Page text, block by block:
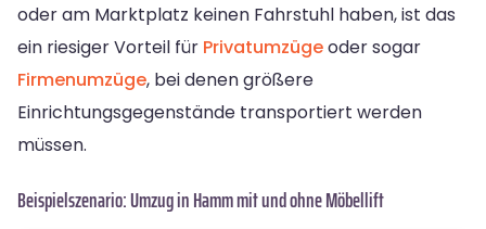
oder am Marktplatz keinen Fahrstuhl haben, ist das
ein riesiger Vorteil für Privatumzügeoder sogar
Firmenumzüge, bei denen größere
Einrichtungsgegenstände transportiert werden
müssen.
Beispielszenario: Umzug in Hamm mit und ohne Möbellift